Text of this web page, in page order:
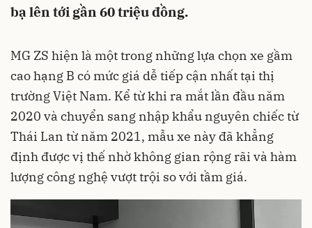
bạ lên tới gần 60 triệu đồng.
MG ZS hiện là một trong những lựa chọn xe gầm
cao hạng B có mức giá dễ tiếp cận nhất tại thị
trường Việt Nam. Kể từ khi ra mắt lần đầu năm
2020 và chuyển sang nhập khẩu nguyên chiếc từ
Thái Lan từ năm 2021, mẫu xe này đã khẳng
định được vị thế nhờ không gian rộng rãi và hàm
lượng công nghệ vượt trội so với tầm giá.